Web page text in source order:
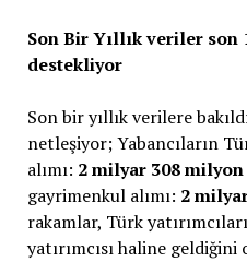
Son Bir Yıllık veriler son
destekliyor
Son bir yıllık verilere
netleşiyor; Yabancıların
alımı: 2 milyar 308
gayrimenkul alımı: 2
rakamlar, Türk
yatırımcısı haline